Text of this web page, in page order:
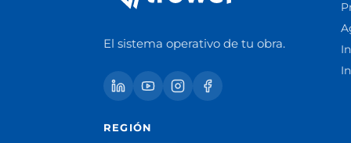
El sistema operativo de tu obra.
REGIÓN